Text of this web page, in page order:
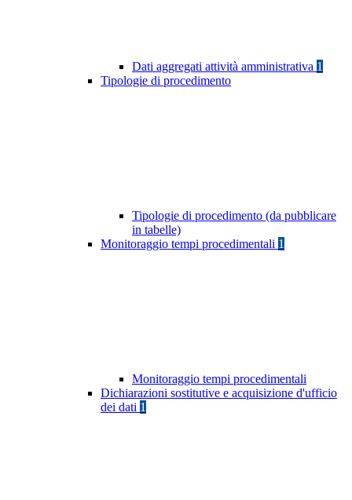
Dati aggregati attività amministrativa 1
Tipologie di procedimento
Tipologie di procedimento (da pubblicare
in tabelle)
Monitoraggio tempi procedimentali 1
Monitoraggio tempi procedimentali
Dichiarazioni sostitutive e acquisizione d'ufficio
dei dati 1